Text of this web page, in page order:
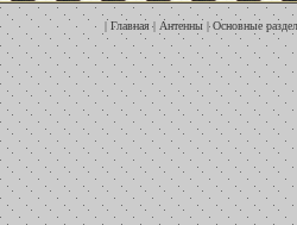
| Главная| Антенны |Основные